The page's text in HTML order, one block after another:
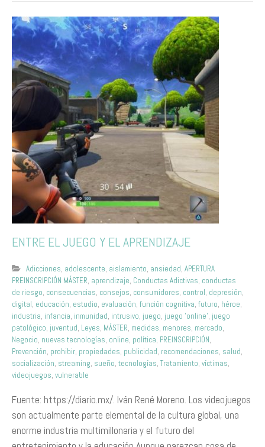
ENTRE EL JUEGO Y EL APRENDIZAJE
Adicciones, adolescente, aislamiento, ansiedad, APERTURA
PREINSCRIPCIÓN MÁSTER, aprendizaje, Conductas Adictivas, conductas
de riesgo, consecuencias, consejos, consumidores, control, depresión,
digital, educación, estudio, evaluación, función cognitiva, futuro, héroe,
industria, infancia, inmunidad, intrusivo, juego, juego 'online', juego
patológico, juventud, Leyes, MÁSTER, medidas, menores, mercado,
Negocio, nuevas tecnologías, online, política, PREINSCRIPCIÓN,
Prevención, prohibir, propiedades, publicidad, recomendaciones, salud,
socialización, streaming, sueño, tecnologías, Tratamiento, víctimas,
videojuegos, vulnerable
Fuente: https://diario.mx/. Iván René Moreno. Los videojuegos
son actualmente parte elemental de la cultura global, una
enorme industria multimillonaria y el futuro del